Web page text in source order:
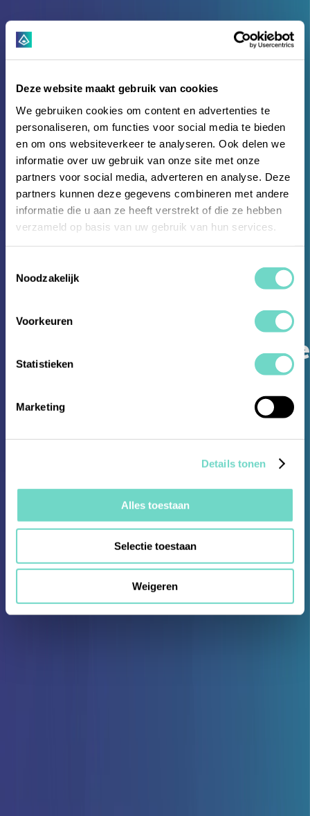
Deze website maakt gebruik van cookies
We gebruiken cookies om content en advertenties te
personaliseren, om functies voor social media te bieden
en om ons websiteverkeer te analyseren. Ook delen we
informatie over uw gebruik van onze site met onze
partners voor social media, adverteren en analyse. Deze
partners kunnen deze gegevens combineren met andere
informatie die u aan ze heeft verstrekt of die ze hebben
verzameld op basis van uw gebruik van hun services.
Noodzakelijk
Voorkeuren
Statistieken
Marketing
Details tonen
Alles toestaan
Selectie toestaan
Weigeren
White Papers & Reports
KYC Lifecycle
Management Brochure